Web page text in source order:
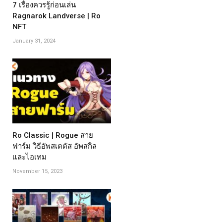
7 เรื่องควรรู้ก่อนเล่น
Ragnarok Landverse | Ro
NFT
January 31, 2024
Ro Classic | Rogue สาย
ฟาร์ม วิธีอัพสเตตัส อัพสกิล
และไอเทม
November 15, 2023